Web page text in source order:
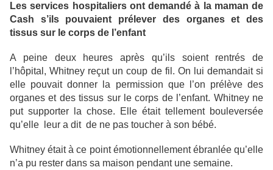
Les services hospitaliers ont demandé à la maman de
Cash s’ils pouvaient prélever des organes et des
tissus sur le corps de l’enfant
A peine deux heures après qu’ils soient rentrés de
l’hôpital, Whitney reçut un coup de fil. On lui demandait si
elle pouvait donner la permission que l’on prélève des
organes et des tissus sur le corps de l’enfant. Whitney ne
put supporter la chose. Elle était tellement bouleversée
qu’elle leur a dit de ne pas toucher à son bébé.
Whitney était à ce point émotionnellement ébranlée qu’elle
n’a pu rester dans sa maison pendant une semaine.